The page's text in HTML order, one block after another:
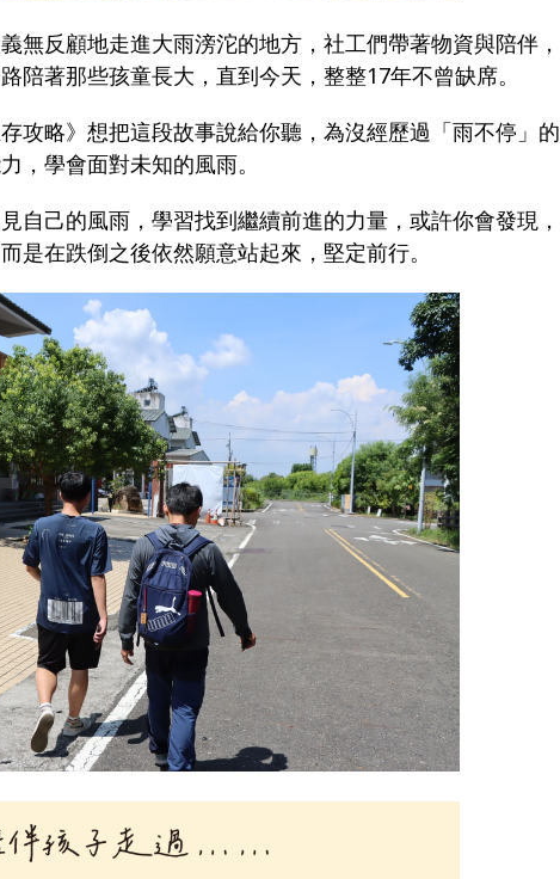
無反顧地走進大雨滂沱的地方，社工們帶著物資與陪伴，
陪著那些孩童長大，直到今天，整整17年不曾缺席。
攻略》想把這段故事說給你聽，為沒經歷過「雨不停」的
，學會面對未知的風雨。
自己的風雨，學習找到繼續前進的力量，或許你會發現，
是在跌倒之後依然願意站起來，堅定前行。